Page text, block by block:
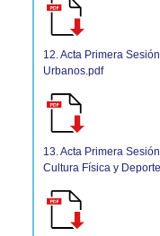
12. Acta Primera
Urbanos.pdf
13. Acta Primera
Cultura Física y